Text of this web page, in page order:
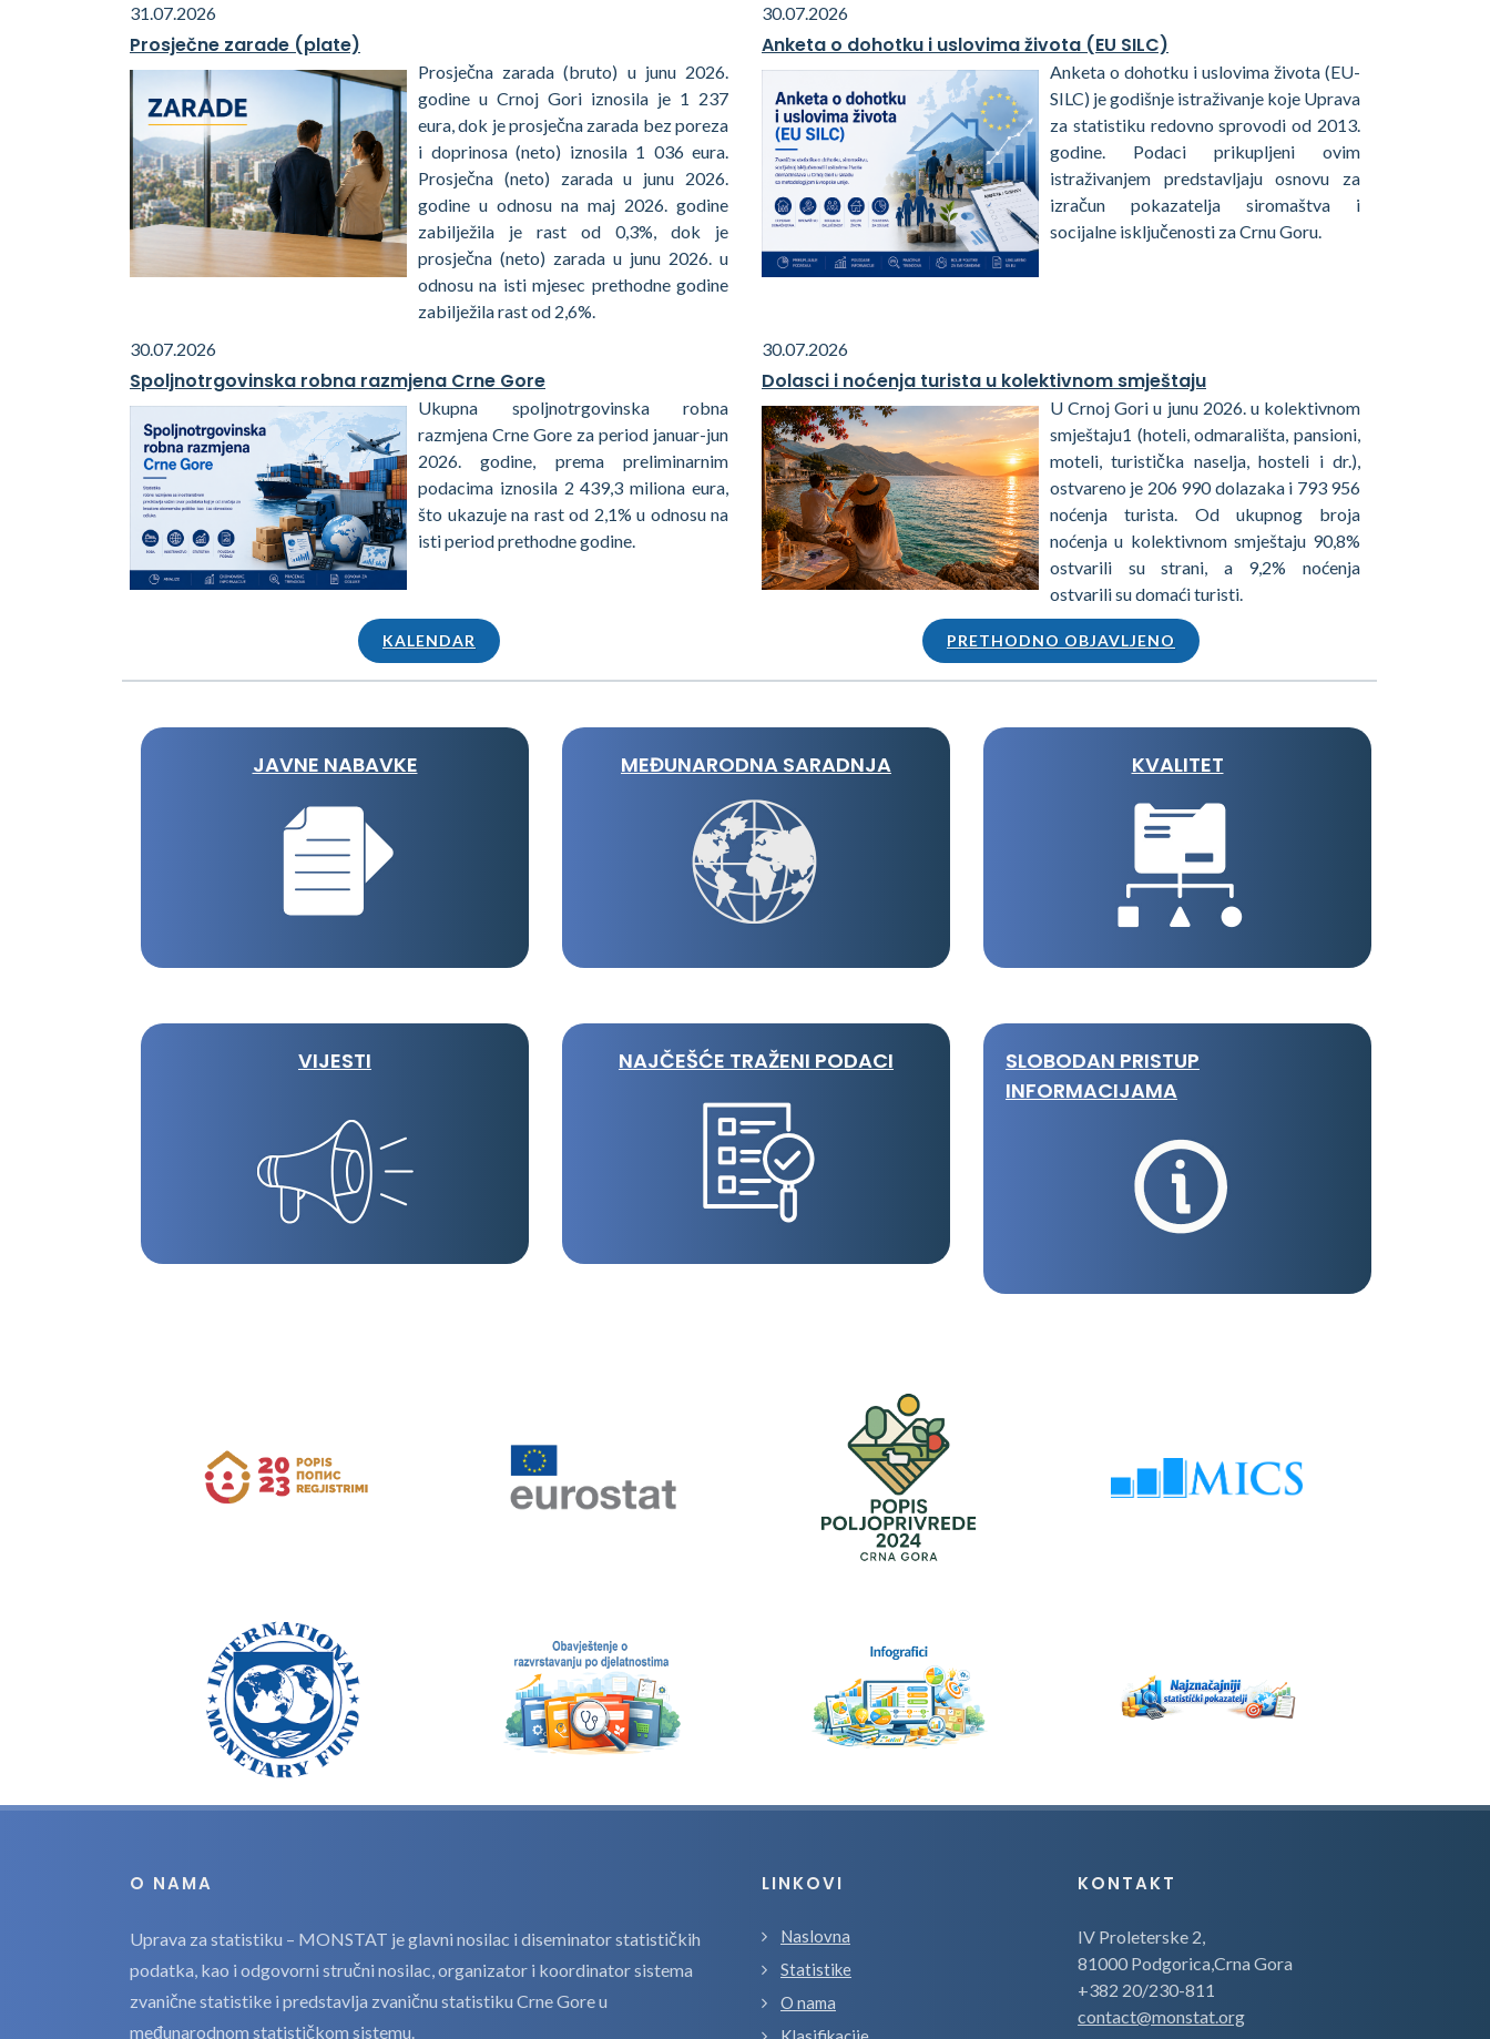
31.07.2026
Prosječne zarade (plate)
Prosječna zarada (bruto) u junu 2026.
godine u Crnoj Gori iznosila je 1 237
eura, dok je prosječna zarada bez poreza
i doprinosa (neto) iznosila 1 036 eura.
Prosječna (neto) zarada u junu 2026.
godine u odnosu na maj 2026. godine
zabilježila je rast od 0,3%, dok je
prosječna (neto) zarada u junu 2026. u
odnosu na isti mjesec prethodne godine
zabilježila rast od 2,6%.
30.07.2026
Anketa o dohotku i uslovima života (EU SILC)
Anketa o dohotku i uslovima života (EU-
SILC) je godišnje istraživanje koje Uprava
za statistiku redovno sprovodi od 2013.
godine. Podaci prikupljeni ovim
istraživanjem predstavljaju osnovu za
izračun pokazatelja siromaštva i
socijalne isključenosti za Crnu Goru.
30.07.2026
Spoljnotrgovinska robna razmjena Crne Gore
Ukupna spoljnotrgovinska robna
razmjena Crne Gore za period januar-jun
2026. godine, prema preliminarnim
podacima iznosila 2 439,3 miliona eura,
što ukazuje na rast od 2,1% u odnosu na
isti period prethodne godine.
30.07.2026
Dolasci i noćenja turista u kolektivnom smještaju
U Crnoj Gori u junu 2026. u kolektivnom
smještaju1 (hoteli, odmarališta, pansioni,
moteli, turistička naselja, hosteli i dr.),
ostvareno je 206 990 dolazaka i 793 956
noćenja turista. Od ukupnog broja
noćenja u kolektivnom smještaju 90,8%
ostvarili su strani, a 9,2% noćenja
ostvarili su domaći turisti.
KALENDAR PRETHODNO OBJAVLJENO
JAVNE NABAVKE MEĐUNARODNA SARADNJA KVALITET
VIJESTI NAJČEŠĆE TRAŽENI PODACI
SLOBODAN PRISTUP
INFORMACIJAMA
O NAMA
Uprava za statistiku – MONSTAT je glavni nosilac i diseminator statističkih
podatka, kao i odgovorni stručni nosilac, organizator i koordinator sistema
zvanične statistike i predstavlja zvaničnu statistiku Crne Gore u
međunarodnom statističkom sistemu.
LINKOVI
Naslovna
Statistike
O nama
KONTAKT
IV Proleterske 2,
81000 Podgorica,Crna Gora
+382 20/230-811
contact@monstat.org